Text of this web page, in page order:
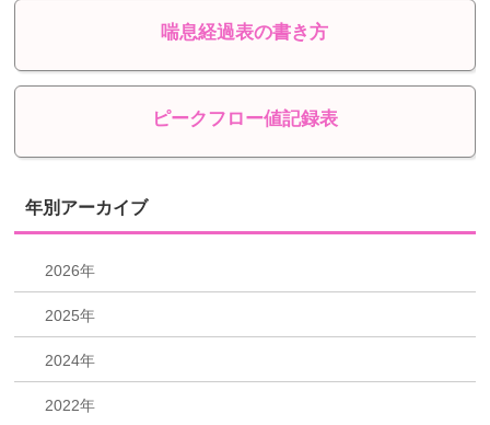
喘息経過表の書き方
ピークフロー値記録表
年別アーカイブ
2026年
2025年
2024年
2022年